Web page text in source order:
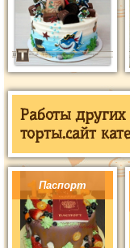
Работы других
торты.сайт
Паспорт